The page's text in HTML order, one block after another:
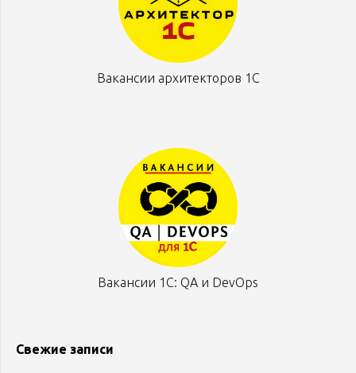
Вакансии архитекторов 1С
Вакансии 1С: QA и DevOps
Свежие записи